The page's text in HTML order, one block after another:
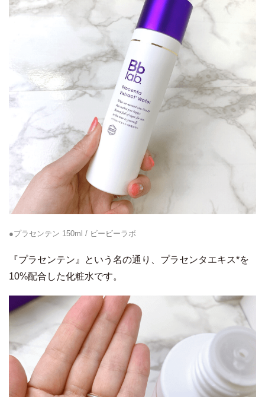
●プラセンテン 150ml / ビービーラボ
『プラセンテン』という名の通り、プラセンタエキス*を
10%配合した化粧水です。